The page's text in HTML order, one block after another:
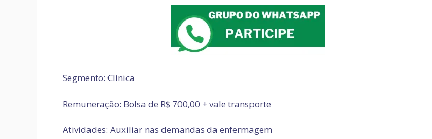
Segmento: Clínica
Remuneração: Bolsa de R$ 700,00 + vale transporte
Atividades: Auxiliar nas demandas da enfermagem